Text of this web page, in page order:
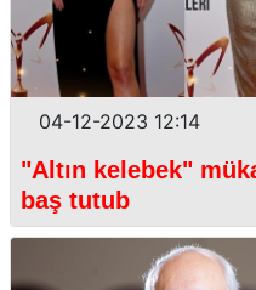
04-12-2023 12:14
"Altın kelebek"
baş tutub